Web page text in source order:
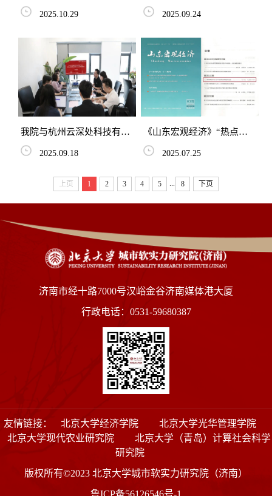
办 以文史智慧赋能城市发展
2025.10.29
助力第三届数字生态与治理
论坛 共绘济南数字发展新蓝
2025.09.24
我院与杭州云深处科技有限
公司共商人工智能机器人教
育研学基地以及实验室项目
2025.09.18
《山东宏观经济》“热点聚
焦”板块刊发我院院长许云
霄署名文章|人工智能赋能
2025.07.25
上页 1 2 3 4 5 8 下页
济南市经十路7000号汉峪金谷济南媒体港大厦
行政电话：0531-59680387
友情链接： 北京大学经济学院
北京大学光华管理学院
北京大学现代农业研究院
北京大学（青岛）计算社会科学
研究院
版权所有©2023 北京大学城市软实力研究院（济南）
鲁ICP备56126546号-1